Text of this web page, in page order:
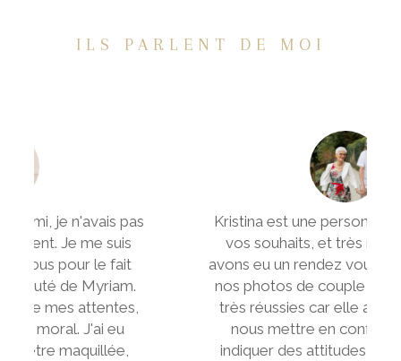
ILS PARLENT DE MOI
Kristina est une personne à l'écoute de
vos souhaits, et très réactive. Nous
avons eu un rendez vous rapidement, et
nos photos de couple en lifestyle sont
très réussies car elle a su rapidement
nous mettre en confiance et nous
indiquer des attitudes qui ne sont pas